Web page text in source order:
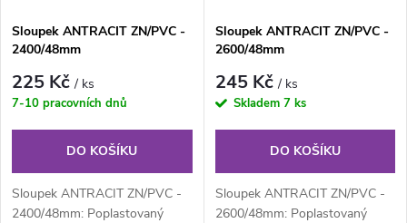
Sloupek ANTRACIT ZN/PVC -
2400/48mm
225 Kč/ ks
7-10 pracovních dnů
DO KOŠÍKU
Sloupek ANTRACIT ZN/PVC -
2400/48mm: Poplastovaný
Sloupek ANTRACIT ZN/PVC -
2600/48mm
245 Kč/ ks
Skladem 7 ks
DO KOŠÍKU
Sloupek ANTRACIT ZN/PVC -
2600/48mm: Poplastovaný